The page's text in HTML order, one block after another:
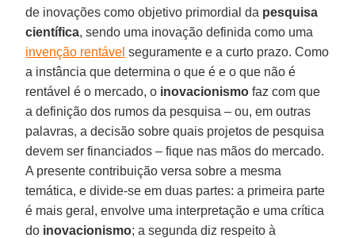
de inovações como objetivo primordial da pesquisa
científica, sendo uma inovação definida como uma
invenção rentável seguramente e a curto prazo. Como
a instância que determina o que é e o que não é
rentável é o mercado, o inovacionismo faz com que
a definição dos rumos da pesquisa – ou, em outras
palavras, a decisão sobre quais projetos de pesquisa
devem ser financiados – fique nas mãos do mercado.
A presente contribuição versa sobre a mesma
temática, e divide-se em duas partes: a primeira parte
é mais geral, envolve uma interpretação e uma crítica
do inovacionismo; a segunda diz respeito à